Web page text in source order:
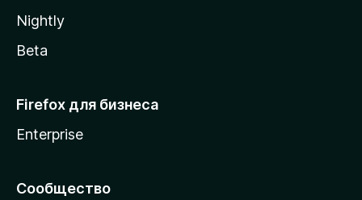
Nightly
Beta
Firefox для бизнеса
Enterprise
Сообщество